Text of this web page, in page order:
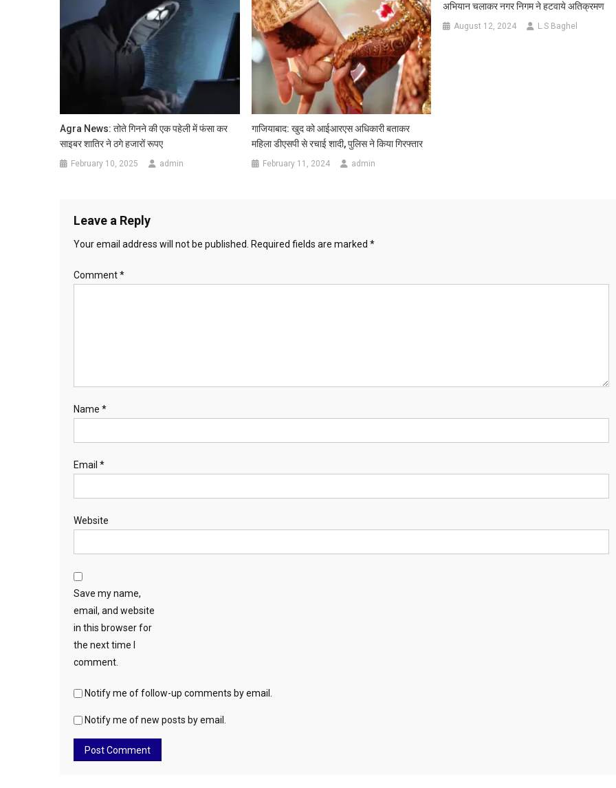
Agra News: तोते गिनने की एक पहेली में फंसा कर
साइबर शातिर ने ठगे हजारों रूपए
February 10, 2025 admin
गाजियाबाद: खुद को आईआरएस अधिकारी बताकर
महिला डीएसपी से रचाई शादी, पुलिस ने किया गिरफ्तार
February 11, 2024 admin
अभियान चलाकर नगर निगम ने हटवाये अतिक्रमण
August 12, 2024 L.S Baghel
Leave a Reply
Your email address will not be published. Required fields are marked *
Comment*
Name *
Email *
Website
Save my name,
email, and website
in this browser for
the next time I
comment.
Notify me of follow-up comments by email.
Notify me of new posts by email.